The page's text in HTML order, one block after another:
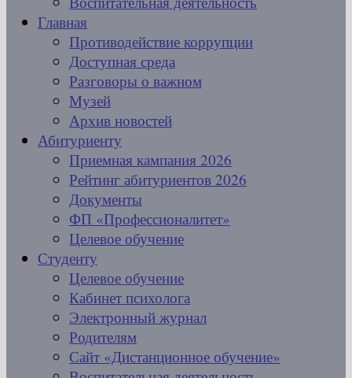
Главная
Противодействие коррупции
Доступная среда
Разговоры о важном
Музей
Архив новостей
Абитуриенту
Приемная кампания 2026
Рейтинг абитуриентов 2026
Документы
ФП «Профессионалитет»
Целевое обучение
Студенту
Целевое обучение
Кабинет психолога
Электронный журнал
Родителям
Сайт «Дистанционное обучение»